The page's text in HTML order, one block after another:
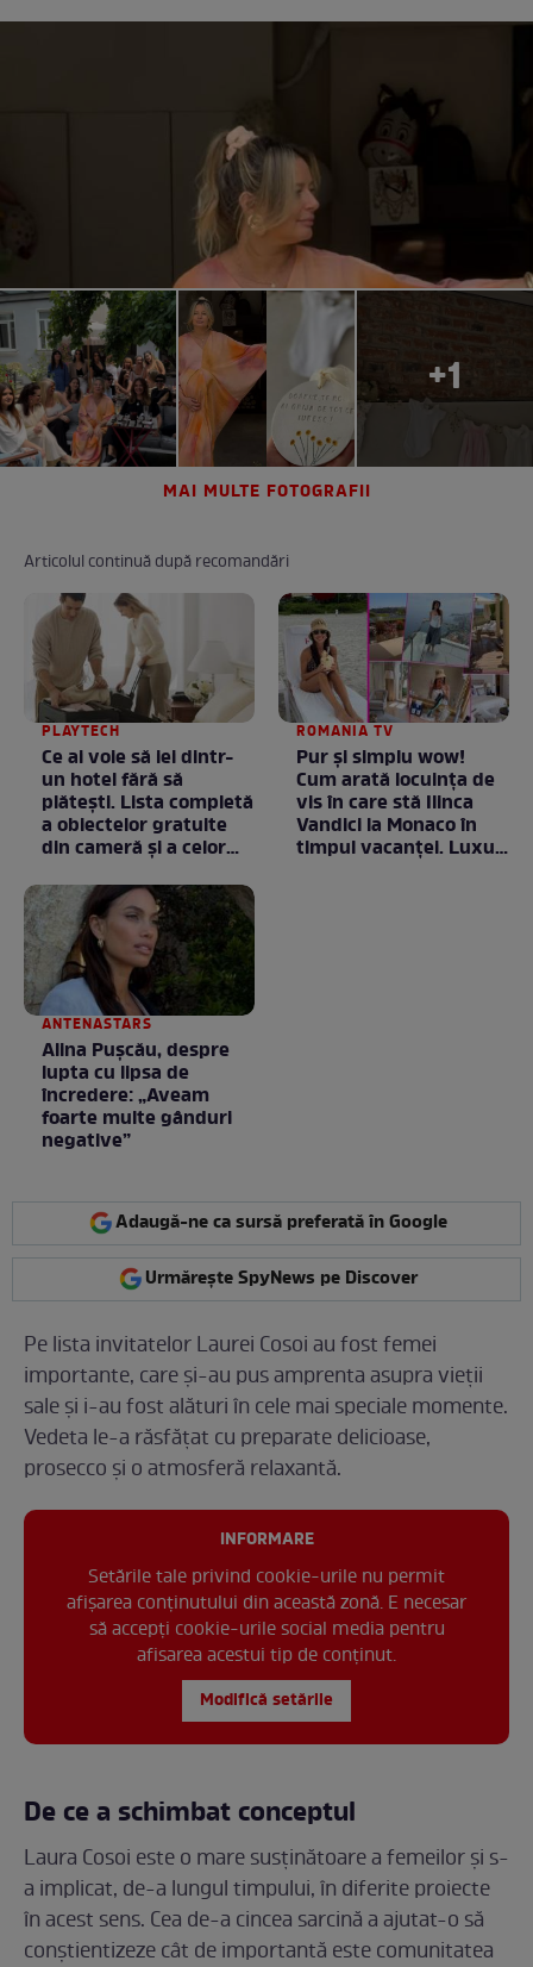
+1
MAI MULTE FOTOGRAFII
Articolul continuă după recomandări
PLAYTECH
Ce ai voie să iei dintr-
un hotel fără să
plătești. Lista completă
a obiectelor gratuite
din cameră și a celor
proprietatea unității
ROMANIA TV
Pur și simplu wow!
Cum arată locuința de
vis în care stă Ilinca
Vandici la Monaco în
timpul vacanței. Luxul
ANTENASTARS
Alina Pușcău, despre
lupta cu lipsa de
încredere: „Aveam
foarte multe gânduri
negative”
Adaugă-ne ca sursă preferată în Google
Urmărește SpyNews pe Discover
Pe lista invitatelor Laurei Cosoi au fost femei
importante, care și-au pus amprenta asupra vieții
sale și i-au fost alături în cele mai speciale momente.
Vedeta le-a răsfățat cu preparate delicioase,
prosecco și o atmosferă relaxantă.
INFORMARE
Setările tale privind cookie-urile nu permit
afișarea conținutului din această zonă. E necesar
să accepți cookie-urile social media pentru
afisarea acestui tip de conținut.
Modifică setările
De ce a schimbat conceptul
Laura Cosoi este o mare susținătoare a femeilor și s-
a implicat, de-a lungul timpului, în diferite proiecte
în acest sens. Cea de-a cincea sarcină a ajutat-o să
conștientizeze cât de importantă este comunitatea